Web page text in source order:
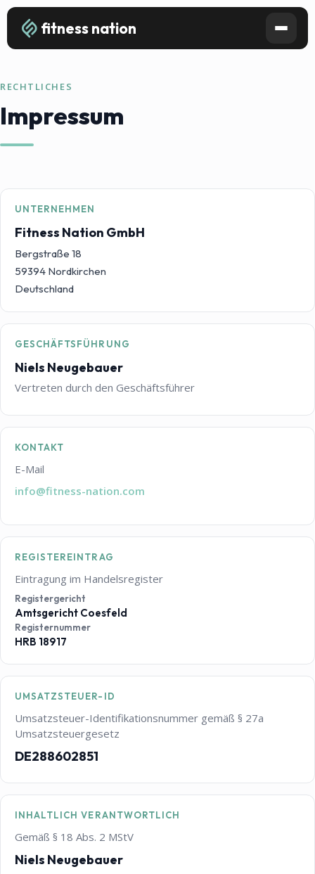
fitness nation
RECHTLICHES
Impressum
UNTERNEHMEN
Fitness Nation GmbH
Bergstraße 18
59394 Nordkirchen
Deutschland
GESCHÄFTSFÜHRUNG
Niels Neugebauer
Vertreten durch den Geschäftsführer
KONTAKT
E-Mail
info@fitness-nation.com
REGISTEREINTRAG
Eintragung im Handelsregister
Registergericht
Amtsgericht Coesfeld
Registernummer
HRB 18917
UMSATZSTEUER-ID
Umsatzsteuer-Identifikationsnummer gemäß § 27a
Umsatzsteuergesetz
DE288602851
INHALTLICH VERANTWORTLICH
Gemäß § 18 Abs. 2 MStV
Niels Neugebauer